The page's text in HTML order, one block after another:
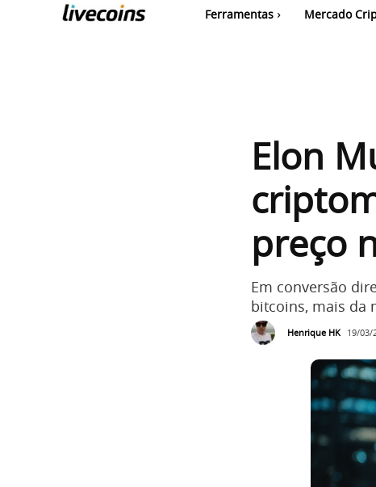
Ferramentas Mercado
Elon
preço
Em conversão
bitcoins, mais da
Henrique HK 19/03/